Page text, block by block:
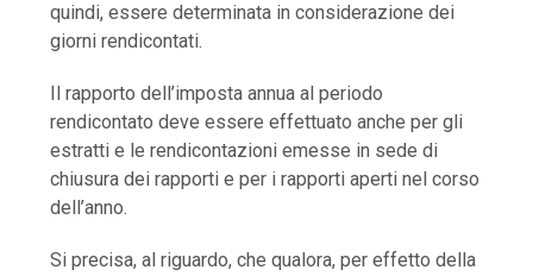
quindi, essere determinata in considerazione dei
giorni rendicontati.
Il rapporto dell’imposta annua al periodo
rendicontato deve essere effettuato anche per gli
estratti e le rendicontazioni emesse in sede di
chiusura dei rapporti e per i rapporti aperti nel corso
dell’anno.
Si precisa, al riguardo, che qualora, per effetto della